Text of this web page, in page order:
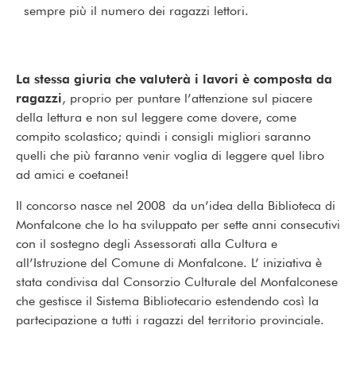
sempre più il numero dei ragazzi lettori.
La stessa giuria che valuterà i lavori è composta da
ragazzi, proprio per puntare l’attenzione sul piacere
della lettura e non sul leggere come dovere, come
compito scolastico; quindi i consigli migliori saranno
quelli che più faranno venir voglia di leggere quel libro
ad amici e coetanei!
Il concorso nasce nel 2008 da un’idea della Biblioteca di
Monfalcone che lo ha sviluppato per sette anni consecutivi
con il sostegno degli Assessorati alla Cultura e
all’Istruzione del Comune di Monfalcone. L’ iniziativa è
stata condivisa dal Consorzio Culturale del Monfalconese
che gestisce il Sistema Bibliotecario estendendo così la
partecipazione a tutti i ragazzi del territorio provinciale.